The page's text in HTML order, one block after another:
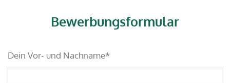
Bewerbungsformular
Dein Vor- und Nachname*